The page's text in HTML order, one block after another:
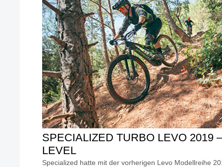
SPECIALIZED TURBO LEVO 2019
LEVEL
Specialized hatte mit der vorherigen Levo Modellreihe